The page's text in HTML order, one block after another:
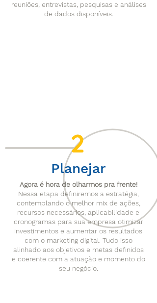
reuniões, entrevistas, pesquisas e análises
de dados disponíveis.
Agora é hora de olharmos pra frente!
Nessa etapa definiremos a estratégia,
contemplando o melhor mix de ações,
recursos necessários, aplicabilidade e
cronogramas para sua empresa otimizar
investimentos e aumentar os resultados
com o marketing digital. Tudo isso
alinhado aos objetivos e metas definidos
e coerente com a atuação e momento do
seu negócio.
2
Planejar